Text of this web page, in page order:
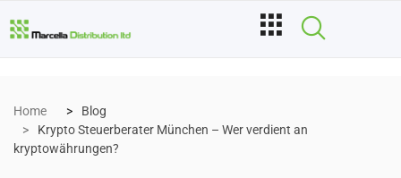
Home
Blog
Krypto Steuerberater München – Wer verdient an
kryptowährungen?